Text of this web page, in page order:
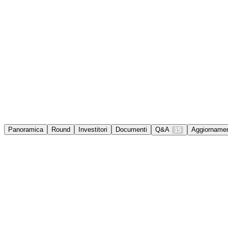
Panoramica Round Investitori Documenti Q&A 15